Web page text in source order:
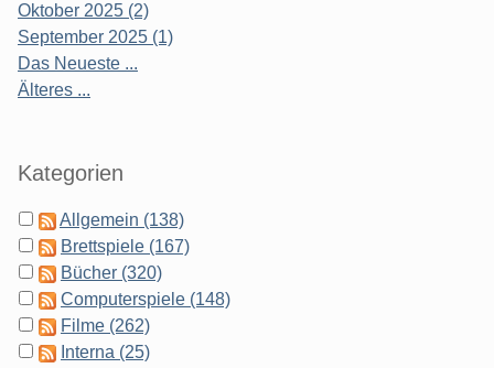
Oktober 2025 (2)
September 2025 (1)
Das Neueste ...
Älteres ...
Kategorien
Allgemein (138)
Brettspiele (167)
Bücher (320)
Computerspiele (148)
Filme (262)
Interna (25)